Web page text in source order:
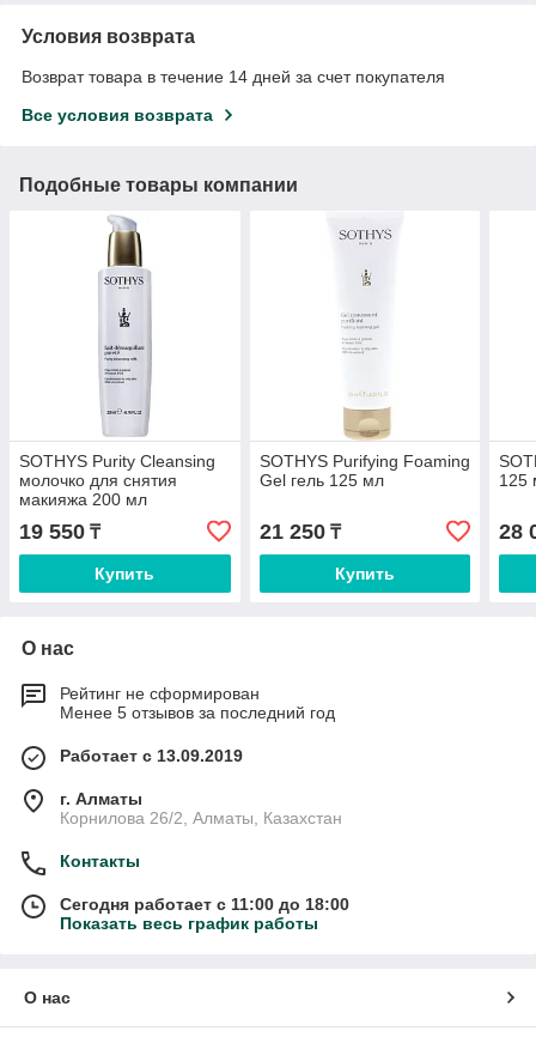
Условия возврата
Возврат товара в течение 14 дней за счет покупателя
Все условия возврата
Подобные товары компании
SOTHYS Purity Cleansing
молочко для снятия
макияжа 200 мл
19 550 ₸
Купить
SOTHYS Purifying Foaming
Gel гель 125 мл
21 250₸
Купить
125
28
О нас
Рейтинг не сформирован
Менее 5 отзывов за последний год
Работает с 13.09.2019
г. Алматы
Корнилова 26/2, Алматы, Казахстан
Контакты
Сегодня работает с 11:00 до 18:00
Показать весь график работы
О нас